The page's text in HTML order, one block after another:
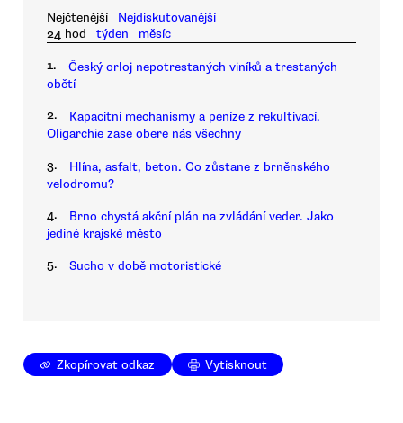
Nejčtenější
Nejdiskutovanější
24 hod
týden měsíc
1.
Český orloj nepotrestaných viníků a trestaných
obětí
2.
Kapacitní mechanismy a peníze z rekultivací.
Oligarchie zase obere nás všechny
3.
Hlína, asfalt, beton. Co zůstane z brněnského
velodromu?
4.
Brno chystá akční plán na zvládání veder. Jako
jediné krajské město
5. Sucho v době motoristické
Zkopírovat odkaz Vytisknout